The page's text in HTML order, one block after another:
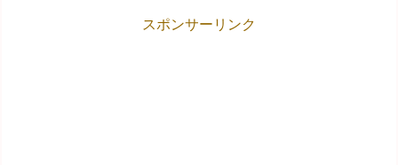
スポンサーリンク